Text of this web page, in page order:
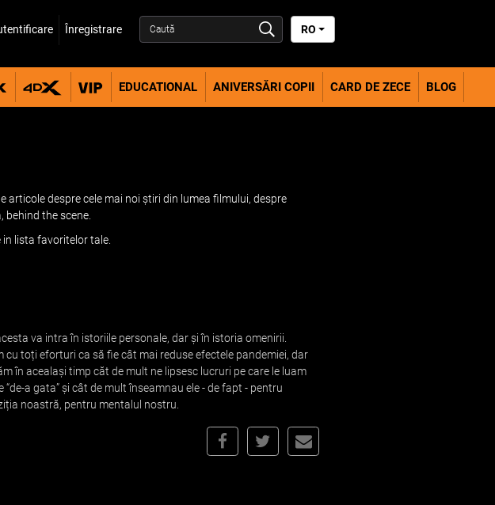
Înregistrare RO
EDUCATIONAL ANIVERSĂRI COPII CARD DE ZECE BLOG
articole despre cele mai noi știri din lumea filmului, despre
the scene.
lista favoritelor tale.
va intra în istoriile personale, dar și în istoria omenirii.
cu toți eforturi ca să fie cât mai reduse efectele pandemiei, dar
în acealași timp căt de mult ne lipsesc lucruri pe care le luam
“de-a gata” și cât de mult înseamnau ele - de fapt - pentru
noastră, pentru mentalul nostru.